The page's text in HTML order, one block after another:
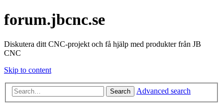
forum.jbcnc.se
Diskutera ditt CNC-projekt och få hjälp med produkter från JB
CNC
Skip to content
Search Advanced search